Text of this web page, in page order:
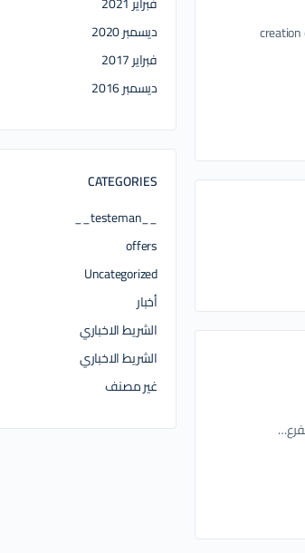
creation
ديسمبر 2020
فبراير 2017
ديسمبر 2016
CATEGORIES
__testeman__
offers
Uncategorized
أخبار
الشريط الاخباري
الشريط الاخباري
غير مصنف